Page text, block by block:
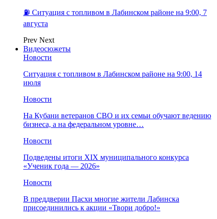
⛽️ Ситуация с топливом в Лабинском районе на 9:00, 7
августа
Prev Next
Видеосюжеты
Новости
Ситуация с топливом в Лабинском районе на 9:00, 14
июля
Новости
На Кубани ветеранов СВО и их семьи обучают ведению
бизнеса, а на федеральном уровне…
Новости
Подведены итоги XIX муниципального конкурса
«Ученик года — 2026»
Новости
В преддверии Пасхи многие жители Лабинска
присоединились к акции «Твори добро!»